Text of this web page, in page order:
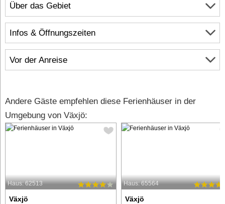
Über das Gebiet
Infos & Öffnungszeiten
Vor der Anreise
Andere Gäste empfehlen diese Ferienhäuser in der
Umgebung von Växjö:
Haus: 62513
Växjö
Haus: 65564
Växjö